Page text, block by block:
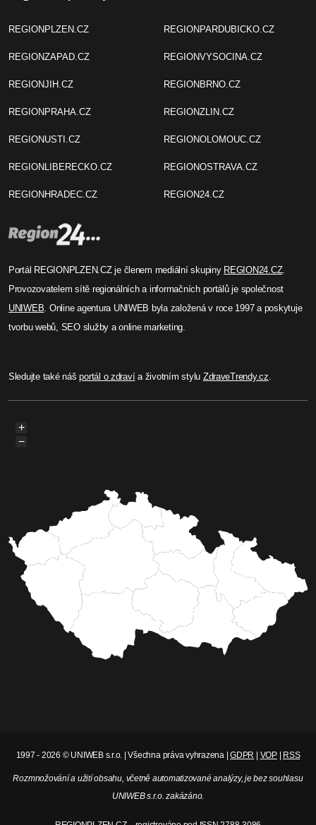
REGIONPLZEN.CZ
REGIONZAPAD.CZ
REGIONJIH.CZ
REGIONPRAHA.CZ
REGIONUSTI.CZ
REGIONLIBERECKO.CZ
REGIONHRADEC.CZ
REGIONPARDUBICKO.CZ
REGIONVYSOCINA.CZ
REGIONBRNO.CZ
REGIONZLIN.CZ
REGIONOLOMOUC.CZ
REGIONOSTRAVA.CZ
REGION24.CZ
Portál REGIONPLZEN.CZ je členem mediální skupiny REGION24.CZ.
Provozovatelem sítě regionálních a informačních portálů je společnost
UNIWEB. Online agentura UNIWEB byla založená v roce 1997 a poskytuje
tvorbu webů, SEO služby a online marketing.
Sledujte také nášportál o zdravía životním stylu ZdraveTrendy.cz.
+
−
1997 - 2026 © UNIWEB s.r.o. | Všechna práva vyhrazena |GDPR VOP| RSS
Rozmnožování a užití obsahu, včetně automatizované analýzy, je bez souhlasu
UNIWEB s.r.o. zakázáno.